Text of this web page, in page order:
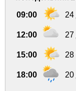
09:00 24
12:00 27
15:00 28
18:00 20